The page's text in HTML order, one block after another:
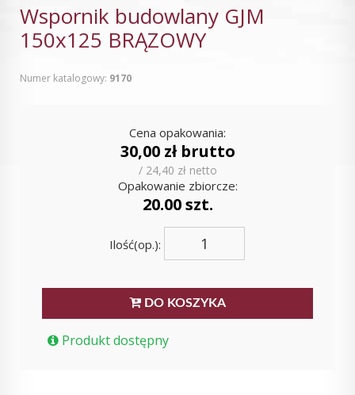
Wspornik budowlany GJM
150x125 BRĄZOWY
Numer katalogowy: 9170
Cena opakowania:
30,00 zł brutto
/ 24,40 zł netto
Opakowanie zbiorcze:
20.00 szt.
Ilość(op.):
DO KOSZYKA
Produkt dostępny